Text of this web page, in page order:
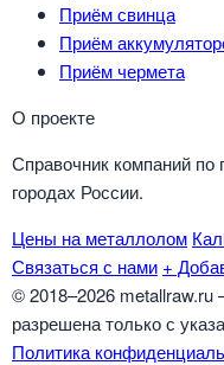
Приём свинца
Приём
Приём чермета
О проекте
Справочник компаний по
городах России.
Цены на металлолом
Связаться с нами +
© 2018–2026
разрешена только с
Политика